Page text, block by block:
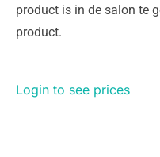
product is in de salon te
product.
Login to see prices